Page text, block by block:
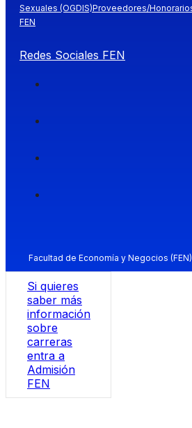
Sexuales (OGDIS)Proveedores/
FEN
Redes Sociales FEN
Facultad de Economía y Negocios
Si quieres
saber más
información
sobre
carreras
entra a
Admisión
FEN